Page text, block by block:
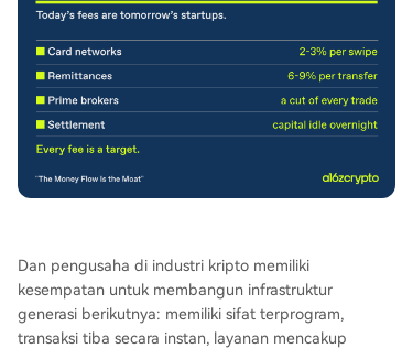
Dan pengusaha di industri kripto memiliki
kesempatan untuk membangun infrastruktur
generasi berikutnya: memiliki sifat terprogram,
transaksi tiba secara instan, layanan mencakup